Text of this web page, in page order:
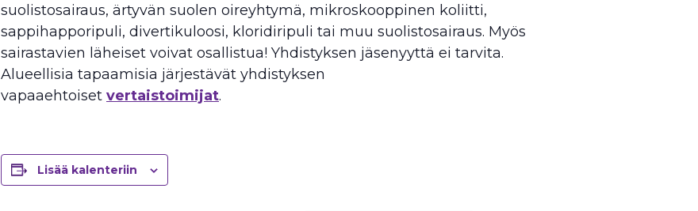
suolistosairaus, ärtyvän suolen oireyhtymä, mikroskooppinen koliitti,
sappihapporipuli, divertikuloosi, kloridiripuli tai muu suolistosairaus. Myös
sairastavien läheiset voivat osallistua! Yhdistyksen jäsenyyttä ei tarvita.
Alueellisia tapaamisia järjestävät yhdistyksen
vapaaehtoiset vertaistoimijat.
Lisää kalenteriin